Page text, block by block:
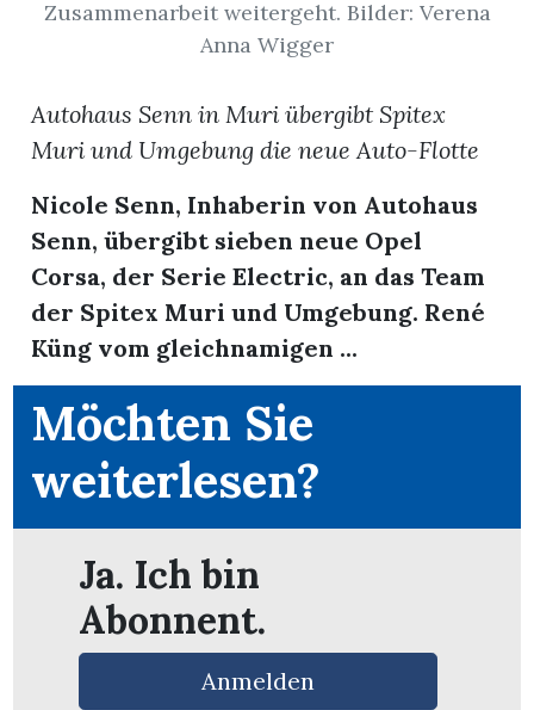
Zusammenarbeit weitergeht. Bilder: Verena
Anna Wigger
Autohaus Senn in Muri übergibt Spitex
Muri und Umgebung die neue Auto-Flotte
Nicole Senn, Inhaberin von Autohaus
Senn, übergibt sieben neue Opel
Corsa, der Serie Electric, an das Team
der Spitex Muri und Umgebung. René
Küng vom gleichnamigen ...
Möchten Sie
weiterlesen?
Ja. Ich bin
Abonnent.
Anmelden